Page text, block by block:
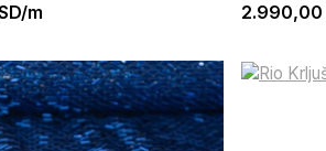
m
2.990,00